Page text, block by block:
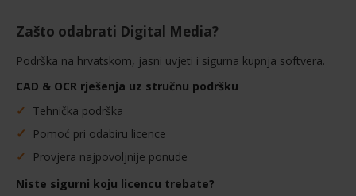
Zašto odabrati Digital Media?
Podrška na hrvatskom, jasni uvjeti i sigurna kupnja softvera.
CAD & OCR rješenja uz stručnu podršku
✓ Tehnička podrška
✓ Pomoć pri odabiru licence
✓
Provjera najpovoljnije ponude
Niste sigurni koju licencu trebate?